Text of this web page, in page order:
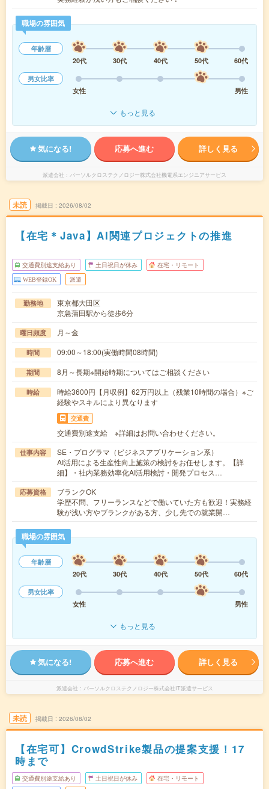
職場の雰囲気
年齢層
20代
30代 40代 50代
60代
男女比率
女性
男性
もっと見る
気になる! 応募へ進む 詳しく見る
派遣会社 パーソルクロステクノロジー株式会社機電系エンジニアサービス
未読 掲載日 2026/08/02
【在宅＊Java】AI関連プロジェクトの推進
交通費別途支給あり 土日祝日が休み 在宅・リモート
WEB登録OK 派遣
勤務地
東京都大田区
京急蒲田駅から徒歩6分
曜日頻度 月～金
時間 09:00～18:00(実働時間08時間)
期間 8月～長期※開始時期についてはご相談ください
時給
時給3600円【月収例】62万円以上（残業10時間の場合）※ご
経験やスキルにより異なります
交通費
交通費別途支給 ※詳細はお問い合わせください。
仕事内容
SE・プログラマ（ビジネスアプリケーション系）
AI活用による生産性向上施策の検討をお任せします。【詳
細】・社内業務効率化AI活用検討・開発プロセス…
応募資格
ブランクOK
学歴不問、フリーランスなどで働いていた方も歓迎！実務経
験が浅い方やブランクがある方、少し先での就業開…
職場の雰囲気
年齢層
20代
30代 40代 50代
60代
男女比率
女性
男性
もっと見る
気になる! 応募へ進む 詳しく見る
派遣会社 パーソルクロステクノロジー株式会社IT派遣サービス
未読 掲載日 2026/08/02
【在宅可】CrowdStrike製品の提案支援！17
時まで
交通費別途支給あり 土日祝日が休み 在宅・リモート